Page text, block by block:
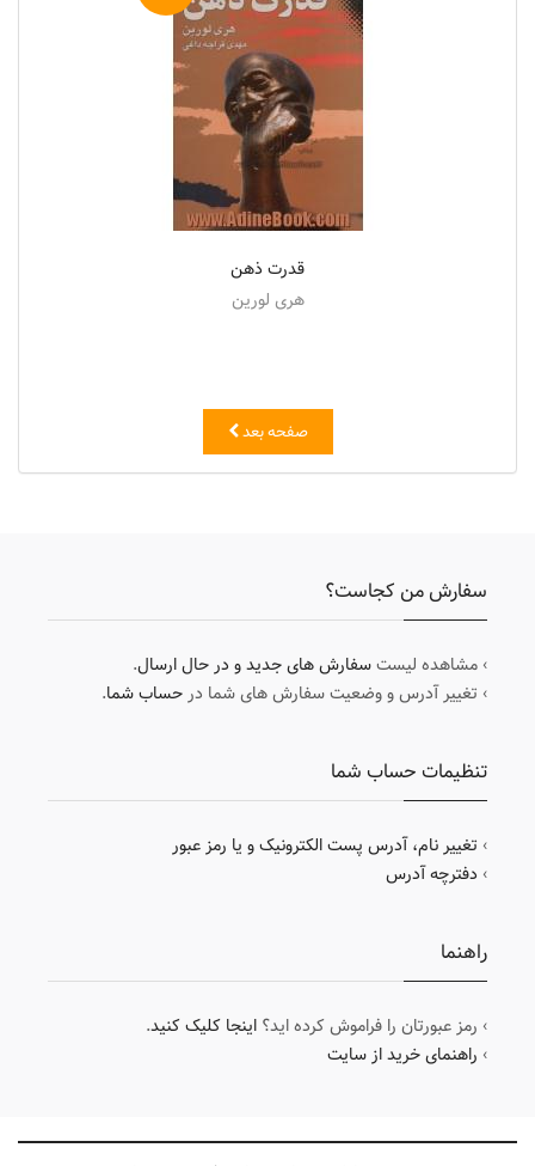
قدرت ذهن
هری لورین
صفحه بعد
سفارش من کجاست؟
› مشاهده لیستسفارش های جدید و در حال ارسال.
› تغییر آدرس و وضعیت سفارش های شما درحساب شما.
تنظیمات حساب شما
› تغییر نام، آدرس پست الکترونیک و یا رمز عبور
› دفترچه آدرس
راهنما
› رمز عبورتان را فراموش کرده اید؟ اینجا کلیک کنید.
› راهنمای خرید از سایت